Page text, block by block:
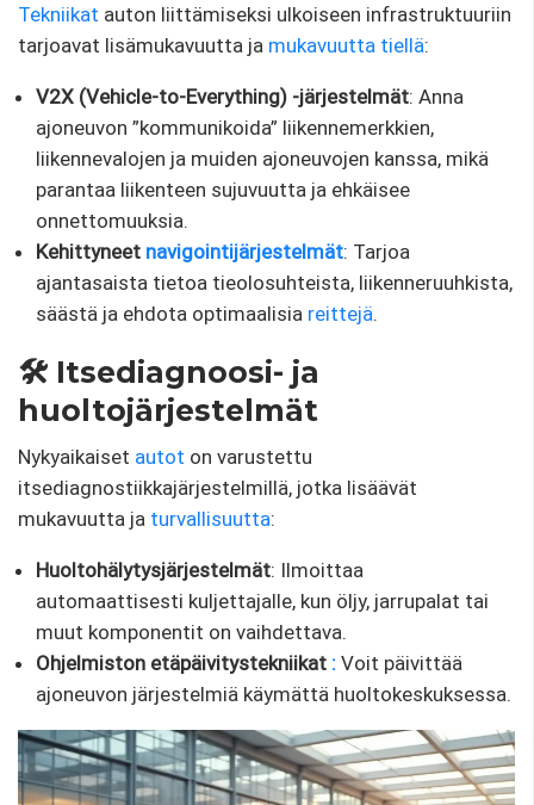
Tekniikat auton liittämiseksi ulkoiseen infrastruktuuriin
tarjoavat lisämukavuutta ja mukavuutta tiellä:
V2X (Vehicle-to-Everything) -järjestelmät: Anna
ajoneuvon ”kommunikoida” liikennemerkkien,
liikennevalojen ja muiden ajoneuvojen kanssa, mikä
parantaa liikenteen sujuvuutta ja ehkäisee
onnettomuuksia.
Kehittyneet navigointijärjestelmät: Tarjoa
ajantasaista tietoa tieolosuhteista, liikenneruuhkista,
säästä ja ehdota optimaalisia reittejä.
🛠️ Itsediagnoosi- ja
huoltojärjestelmät
Nykyaikaiset autot on varustettu
itsediagnostiikkajärjestelmillä, jotka lisäävät
mukavuutta ja turvallisuutta:
Huoltohälytysjärjestelmät: Ilmoittaa
automaattisesti kuljettajalle, kun öljy, jarrupalat tai
muut komponentit on vaihdettava.
Ohjelmiston etäpäivitystekniikat : Voit päivittää
ajoneuvon järjestelmiä käymättä huoltokeskuksessa.